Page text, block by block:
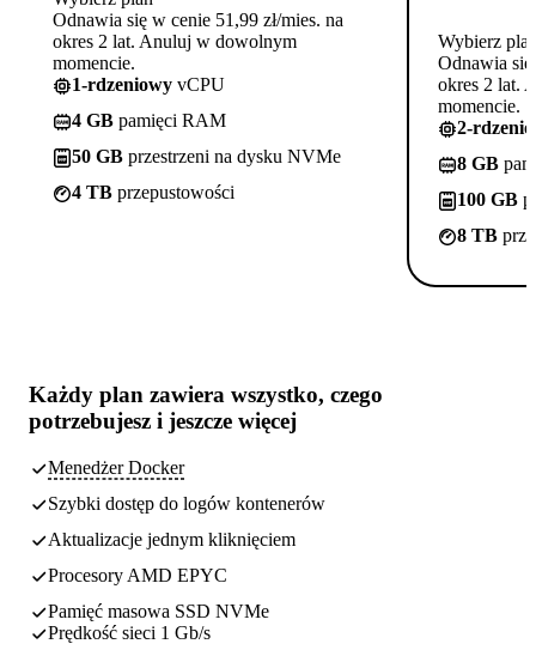
Odnawia się w cenie 51,99 zł/mies. na
okres 2 lat. Anuluj w dowolnym
momencie.
1-rdzeniowy vCPU
4 GB pamięci RAM
50 GB przestrzeni na dysku NVMe
4 TB przepustowości
Wybierz
Odnawia się
okres 2 lat.
momencie.
2-
8 GB
100 GB
8 TB
Każdy plan zawiera wszystko, czego
potrzebujesz i jeszcze więcej
Menedżer Docker
Szybki dostęp do logów kontenerów
Aktualizacje jednym kliknięciem
Procesory AMD EPYC
Pamięć masowa SSD NVMe
Prędkość sieci 1 Gb/s